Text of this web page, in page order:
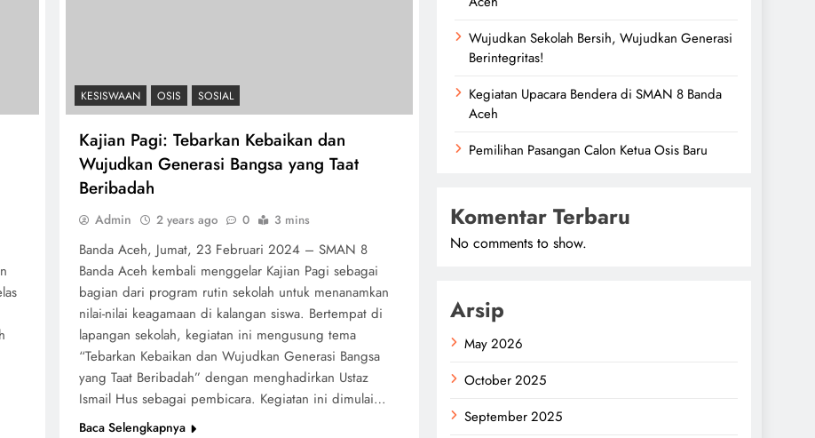
KESISWAAN OSIS SOSIAL
Kajian Pagi: Tebarkan Kebaikan dan
Wujudkan Generasi Bangsa yang Taat
Beribadah
Admin 2 years ago 0 3 mins
Banda Aceh, Jumat, 23 Februari 2024 – SMAN 8
Banda Aceh kembali menggelar Kajian Pagi sebagai
bagian dari program rutin sekolah untuk menanamkan
nilai-nilai keagamaan di kalangan siswa. Bertempat di
lapangan sekolah, kegiatan ini mengusung tema
“Tebarkan Kebaikan dan Wujudkan Generasi Bangsa
yang Taat Beribadah” dengan menghadirkan Ustaz
Ismail Hus sebagai pembicara. Kegiatan ini dimulai…
Baca Selengkapnya
Wujudkan Sekolah Bersih, Wujudkan Generasi
Berintegritas!
Kegiatan Upacara Bendera di SMAN 8 Banda
Aceh
Pemilihan Pasangan Calon Ketua Osis Baru
Komentar Terbaru
No comments to show.
Arsip
May 2026
October 2025
September 2025